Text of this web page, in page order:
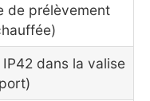
de prélèvement
IP42 dans la valise